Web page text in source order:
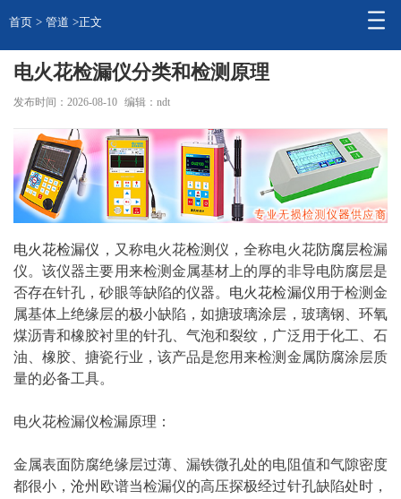
首页 > 管道 >正文
电火花检漏仪分类和检测原理
发布时间：2026-08-10 编辑：ndt
电火花检漏仪 ，又称电火花检测仪，全称电火花防腐层检漏
仪。该仪器主要用来检测金属基材上的厚的非导电防腐层是
否存在针孔，砂眼等缺陷的仪器。 电火花检漏仪用于检测金
属基体上绝缘层的极小缺陷，如搪玻璃涂层 ，玻璃钢、环氧
煤沥青和橡胶衬里的针孔、气泡和裂纹，广泛用于化工、石
油、橡胶、搪瓷行业，该产品是您用来检测金属防腐涂层质
量的必备工具。
电火花检漏仪检漏原理：
金属表面防腐绝缘层过薄、漏铁微孔处的电阻值和气隙密度
都很小，沧州 欧谱当检漏仪的高压探极经过针孔缺陷处时，